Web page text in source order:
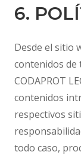
6.
Desde el sitio
contenidos de
CODAPROT
contenidos
respectivos
todo caso,